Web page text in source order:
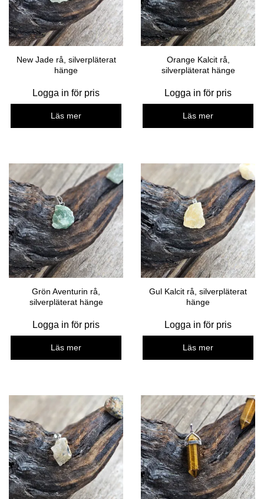
New Jade rå, silverpläterat
hänge
Logga in för pris
Läs mer
Orange Kalcit rå,
silverpläterat hänge
Logga in för pris
Läs mer
Grön Aventurin rå,
silverpläterat hänge
Logga in för pris
Läs mer
Gul Kalcit rå, silverpläterat
hänge
Logga in för pris
Läs mer